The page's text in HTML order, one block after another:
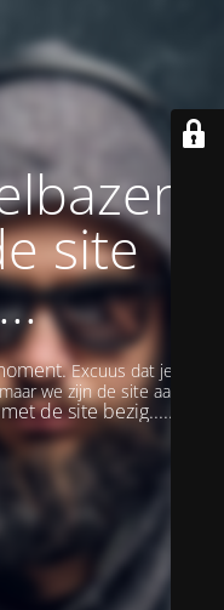
site
Excuus dat je even
we zijn de site aan het
de site bezig......